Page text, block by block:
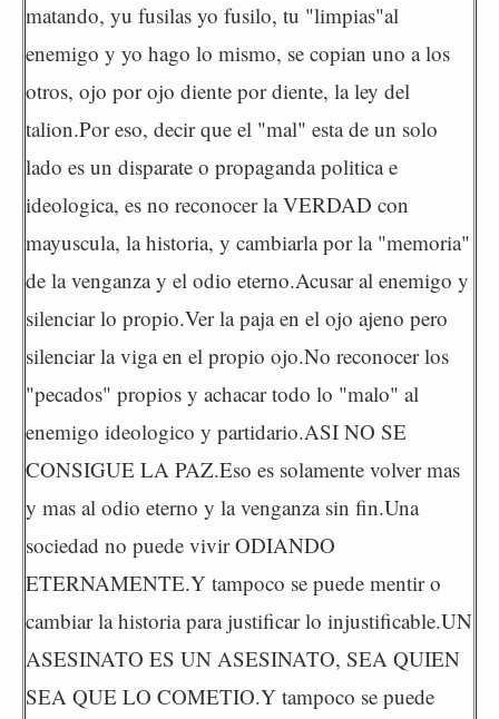
matando, yu fusilas yo fusilo, tu "limpias"al
enemigo y yo hago lo mismo, se copian uno a los
otros, ojo por ojo diente por diente, la ley del
talion.Por eso, decir que el "mal" esta de un solo
lado es un disparate o propaganda politica e
ideologica, es no reconocer la VERDAD con
mayuscula, la historia, y cambiarla por la "memoria"
de la venganza y el odio eterno.Acusar al enemigo y
silenciar lo propio.Ver la paja en el ojo ajeno pero
silenciar la viga en el propio ojo.No reconocer los
"pecados" propios y achacar todo lo "malo" al
enemigo ideologico y partidario.ASI NO SE
CONSIGUE LA PAZ.Eso es solamente volver mas
y mas al odio eterno y la venganza sin fin.Una
sociedad no puede vivir ODIANDO
ETERNAMENTE.Y tampoco se puede mentir o
cambiar la historia para justificar lo injustificable.UN
ASESINATO ES UN ASESINATO, SEA QUIEN
SEA QUE LO COMETIO.Y tampoco se puede